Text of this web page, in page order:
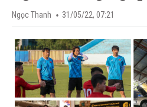
Ngọc Thanh 31/05/22, 07:21